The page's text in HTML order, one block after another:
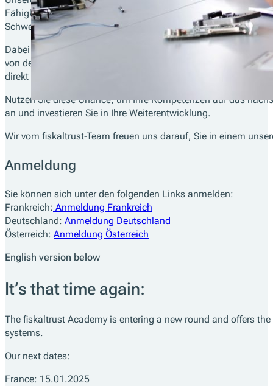
Fähigkeiten zu vertiefen. Von
Development-Setupsüber
Schwerpunkten – unser Angebot ist vielfältig und
Dabei stehen Ihnen unsere erfahrenen Trainer mit ihrem
von den Inhalten profitieren. Fragen sind jederzeit
direkt anzugehen.
Nutzen Sie diese Chance, um Ihre Kompetenzen auf das
an und investieren Sie in Ihre Weiterentwicklung.
Wir vom fiskaltrust-Team freuen uns darauf, Sie in einem
Anmeldung
Sie können sich unter den folgenden Links anmelden:
Frankreich: Anmeldung Frankreich
Deutschland: Anmeldung Deutschland
Österreich: Anmeldung Österreich
English version below
It’s that time again:
The fiskaltrust Academy is entering a new round and offers
systems.
Our next dates:
France: 15.01.2025